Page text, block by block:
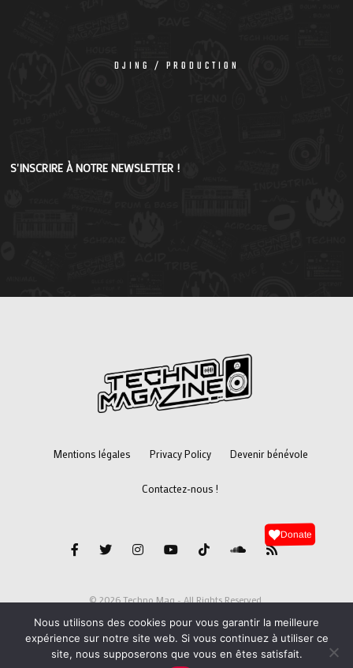
DJING / PRODUCTION
S'INSCRIRE À NOTRE NEWSLETTER !
Mentions légales Privacy Policy Devenir bénévole
Contactez-nous !
© 2026 Techno Mag - All Rights Reserved.
Nous utilisons des cookies pour vous garantir la meilleure
expérience sur notre site web. Si vous continuez à utiliser ce
site, nous supposerons que vous en êtes satisfait.
Donate